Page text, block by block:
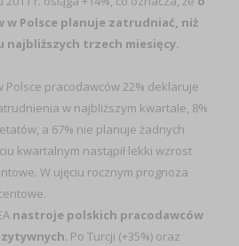
w Polsce planuje zatrudniać, niż
trzech miesięcy.
Polsce pracodawców 22% deklaruje
w najbliższym kwartale, 8%
a 67% nie planuje żadnych
kwartalnym nastąpił lekki wzrost
W ujęciu rocznym prognoza
nastroje polskich pracodawców
. Po Turcji (+35%) oraz